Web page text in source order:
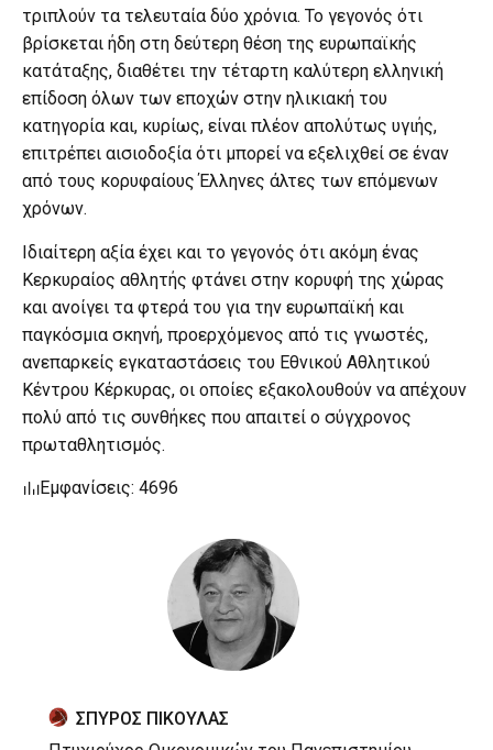
τριπλούν τα τελευταία δύο χρόνια. Το γεγονός ότι
βρίσκεται ήδη στη δεύτερη θέση της ευρωπαϊκής
κατάταξης, διαθέτει την τέταρτη καλύτερη ελληνική
επίδοση όλων των εποχών στην ηλικιακή του
κατηγορία και, κυρίως, είναι πλέον απολύτως υγιής,
επιτρέπει αισιοδοξία ότι μπορεί να εξελιχθεί σε έναν
από τους κορυφαίους Έλληνες άλτες των επόμενων
χρόνων.
Ιδιαίτερη αξία έχει και το γεγονός ότι ακόμη ένας
Κερκυραίος αθλητής φτάνει στην κορυφή της χώρας
και ανοίγει τα φτερά του για την ευρωπαϊκή και
παγκόσμια σκηνή, προερχόμενος από τις γνωστές,
ανεπαρκείς εγκαταστάσεις του Εθνικού Αθλητικού
Κέντρου Κέρκυρας, οι οποίες εξακολουθούν να απέχουν
πολύ από τις συνθήκες που απαιτεί ο σύγχρονος
πρωταθλητισμός.
Εμφανίσεις: 4696
ΣΠΥΡΟΣ ΠΙΚΟΥΛΑΣ